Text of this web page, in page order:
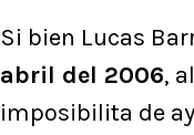
Si bien Lucas
abril del 2006,
imposibilita de